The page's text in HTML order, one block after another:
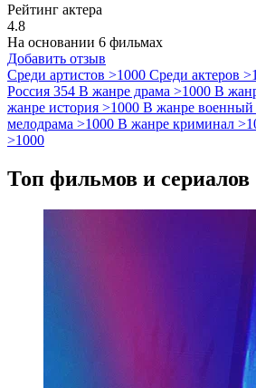
Рейтинг актера
4.8
На основании 6 фильмах
Добавить отзыв
Среди артистов >1000 Среди актеров
Россия 354 В жанре драма >1000 В
жанре история >1000 В жанре военный
мелодрама >1000 В жанре криминал
>1000
Топ фильмов и сериалов